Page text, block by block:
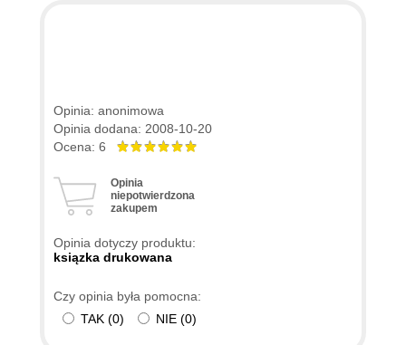
Opinia: anonimowa
Opinia dodana: 2008-10-20
Ocena: 6
Opinia
niepotwierdzona
zakupem
Opinia dotyczy produktu:
ksiązka drukowana
Czy opinia była pomocna:
TAK (0) NIE (0)